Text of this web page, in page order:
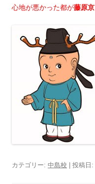
心地が悪かった都が藤原京
カテゴリー: 中島校 | 投稿日: